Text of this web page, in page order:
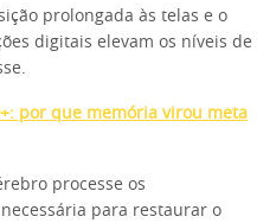
prolongada às telas e o
digitais elevam os níveis de
por que memória virou meta
processe os
para restaurar o